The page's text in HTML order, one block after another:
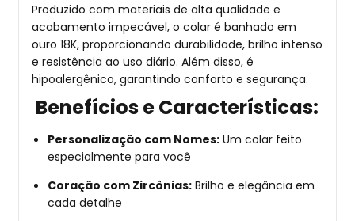
Produzido com materiais de alta qualidade e
acabamento impecável, o colar é banhado em
ouro 18K, proporcionando durabilidade, brilho intenso
e resistência ao uso diário. Além disso, é
hipoalergênico, garantindo conforto e segurança.
Benefícios e Características:
Personalização com Nomes: Um colar feito
especialmente para você
Coração com Zircônias: Brilho e elegância em
cada detalhe